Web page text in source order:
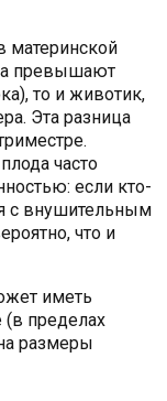
материнской
превышают
то и животик,
Эта разница
часто
если кто-
с внушительным
что и
иметь
пределах
размеры